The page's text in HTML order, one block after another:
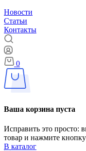
Новости
Статьи
Контакты
0
Ваша корзина пуста
Исправить это просто:
товар и нажмите
В каталог